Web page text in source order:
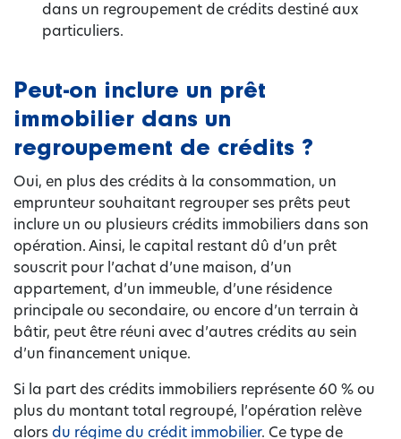
dans un regroupement de crédits destiné aux
particuliers.
Peut-on inclure un prêt
immobilier dans un
regroupement de crédits ?
Oui, en plus des crédits à la consommation, un
emprunteur souhaitant regrouper ses prêts peut
inclure un ou plusieurs crédits immobiliers dans son
opération. Ainsi, le capital restant dû d’un prêt
souscrit pour l’achat d’une maison, d’un
appartement, d’un immeuble, d’une résidence
principale ou secondaire, ou encore d’un terrain à
bâtir, peut être réuni avec d’autres crédits au sein
d’un financement unique.
Si la part des crédits immobiliers représente 60 % ou
plus du montant total regroupé, l’opération relève
alors du régime du crédit immobilier. Ce type de